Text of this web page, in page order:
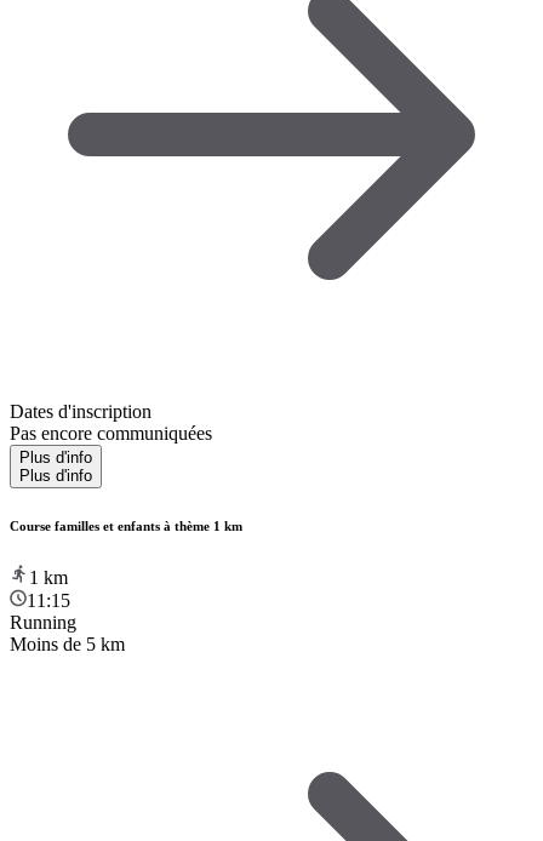
Dates d'inscription
Pas encore communiquées
Plus d'info
Plus d'info
Course familles et enfants à thème 1 km
1 km
11:15
Running
Moins de 5 km